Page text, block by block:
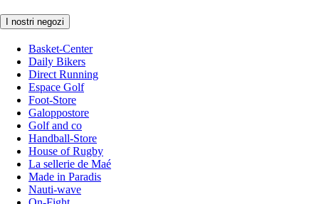
I nostri negozi
Basket-Center
Daily Bikers
Direct Running
Espace Golf
Foot-Store
Galoppostore
Golf and co
Handball-Store
House of Rugby
La sellerie de Maé
Made in Paradis
Nauti-wave